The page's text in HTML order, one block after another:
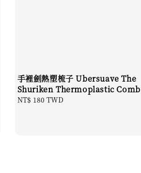
手裡劍熱塑梳子 Ubersuave The
Shuriken Thermoplastic Comb
Regular
NT$ 180 TWD